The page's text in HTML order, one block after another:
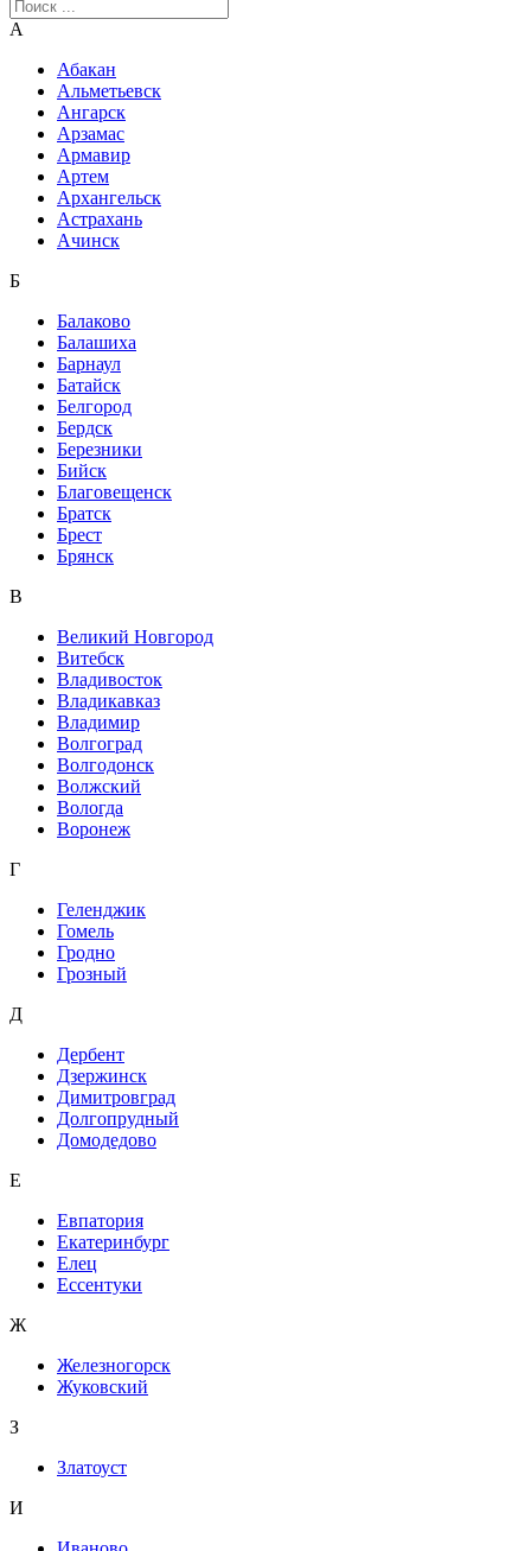
А
Абакан
Альметьевск
Ангарск
Арзамас
Армавир
Артем
Архангельск
Астрахань
Ачинск
Б
Балаково
Балашиха
Барнаул
Батайск
Белгород
Бердск
Березники
Бийск
Благовещенск
Братск
Брест
Брянск
В
Великий Новгород
Витебск
Владивосток
Владикавказ
Владимир
Волгоград
Волгодонск
Волжский
Вологда
Воронеж
Г
Геленджик
Гомель
Гродно
Грозный
Д
Дербент
Дзержинск
Димитровград
Долгопрудный
Домодедово
Е
Евпатория
Екатеринбург
Елец
Ессентуки
Ж
Железногорск
Жуковский
З
Златоуст
И